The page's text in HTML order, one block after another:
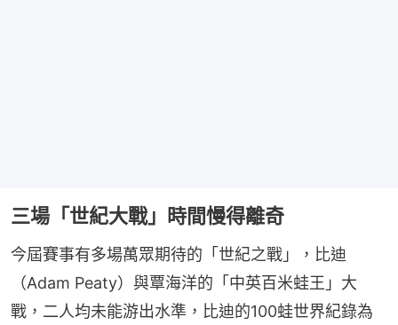
三場「世紀大戰」時間慢得離奇
今屆賽事有多場萬眾期待的「世紀之戰」，比迪
（Adam Peaty）與覃海洋的「中英百米蛙王」大
戰，二人均未能游出水準，比迪的100蛙世界紀錄為